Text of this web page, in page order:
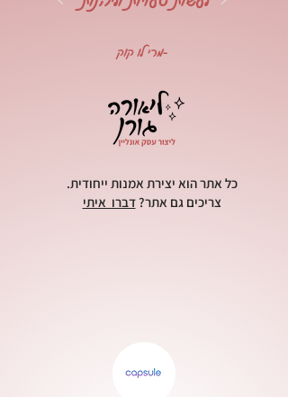
כל אתר הוא יצירת אמנות ייחודית.
צריכים גם אתר?דברו איתי
-מרי לו קוק